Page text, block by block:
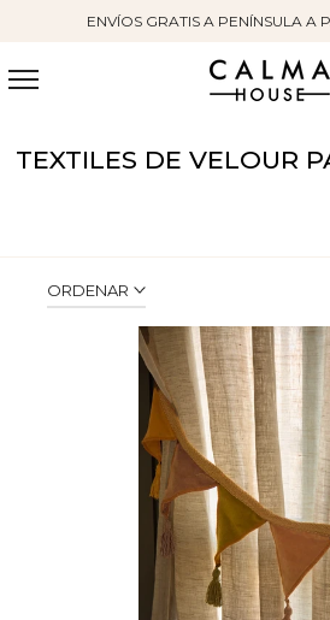
contenido
ENVÍOS GRATIS A PENÍNSULA A
TEXTILES DE VELOUR
ORDENAR